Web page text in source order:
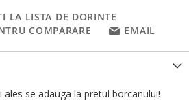
LA LISTA DE DORINTE
COMPARARE
EMAIL
ales se adauga la pretul borcanului!